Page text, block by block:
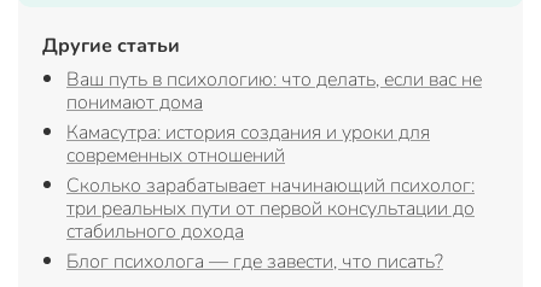
Другие статьи
Ваш путь в психологию: что делать, если вас не
понимают дома
Камасутра: история создания и уроки для
современных отношений
Сколько зарабатывает начинающий психолог:
три реальных пути от первой консультации до
стабильного дохода
Блог психолога — где завести, что писать?